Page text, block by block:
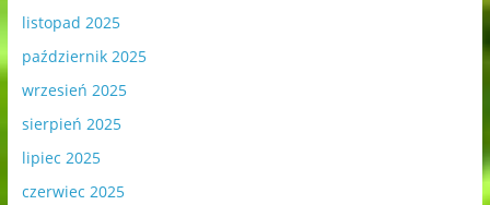
listopad 2025
październik 2025
wrzesień 2025
sierpień 2025
lipiec 2025
czerwiec 2025